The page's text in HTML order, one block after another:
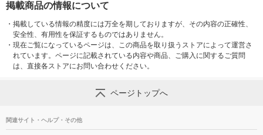
掲載商品の情報について
・ 掲載している情報の精度には万全を期しておりますが、その内容の正確性、
安全性、有用性を保証するものではありません。
・ 現在ご覧になっているページは、この商品を取り扱うストアによって運営さ
れています。ページに記載されている内容や商品、ご購入に関するご質問
は、直接各ストアにお問い合わせください。
ページトップへ
関連サイト・ヘルプ・その他